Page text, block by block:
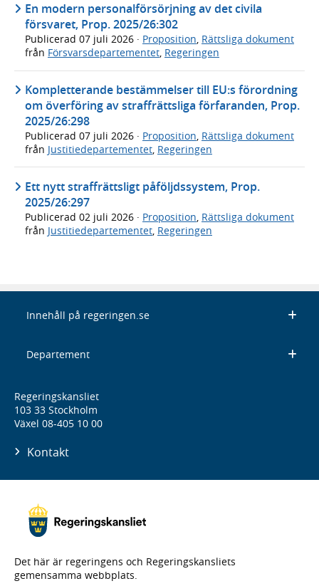
En modern personalförsörjning av det civila
försvaret, Prop. 2025/26:302
Publicerad 07 juli 2026 · Proposition, Rättsliga dokument
från Försvarsdepartementet, Regeringen
Kompletterande bestämmelser till EU:s förordning
om överföring av straffrättsliga förfaranden, Prop.
2025/26:298
Publicerad 07 juli 2026 · Proposition, Rättsliga dokument
från Justitiedepartementet, Regeringen
Ett nytt straffrättsligt påföljdssystem, Prop.
2025/26:297
Publicerad 02 juli 2026 · Proposition Rättsliga dokument
från Justitiedepartementet Regeringen
Innehåll på regeringen.se
Departement
Regeringskansliet
103 33 Stockholm
Växel 08-405 10 00
Kontakt
Det här är regeringens och Regeringskansliets
gemensamma webbplats.